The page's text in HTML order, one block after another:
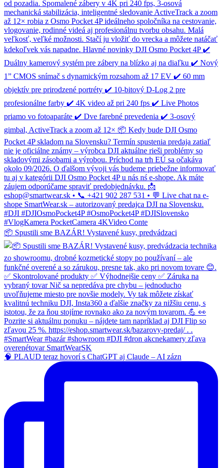
📦 Spustili sme BAZÁR! Vystavené kusy, predvádzaci
🧠 PLAUD teraz hovorí s ChatGPT aj Claude – AI zázn